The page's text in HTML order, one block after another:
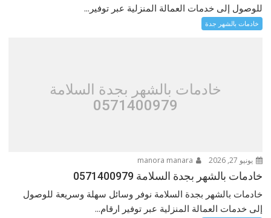
للوصول إلى خدمات العمالة المنزلية عبر توفير...
خادمات بالشهر جدة
خادمات بالشهر بجدة السلامة
0571400979
يونيو 27, 2026
خادمات بالشهر بجدة السلامة 0571400979
خادمات بالشهر بجدة السلامة نوفر وسائل سهلة وسريعة للوصول
إلى خدمات العمالة المنزلية عبر توفير ارقام...